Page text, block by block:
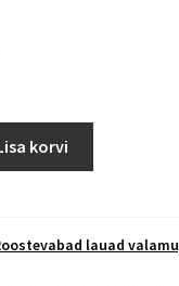
korvi
lauad